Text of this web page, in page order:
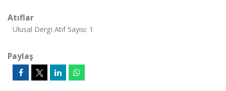
Atıflar
Ulusal Dergi Atıf Sayısı: 1
Paylaş